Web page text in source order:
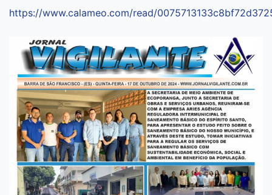
https://www.calameo.com/read/